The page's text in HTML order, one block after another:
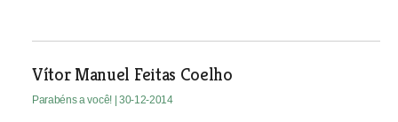
Vítor Manuel Feitas Coelho
Parabéns a você! | 30-12-2014